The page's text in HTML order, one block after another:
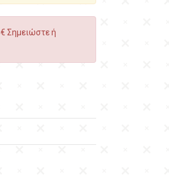
Σημειώστε ή